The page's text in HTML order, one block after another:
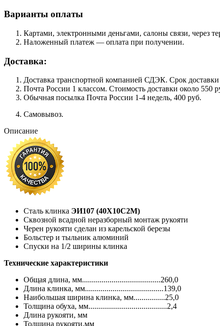
Варианты оплаты
Картами, электронными деньгами, салоны связи, через
Наложенный платеж — оплата при получении.
Доставка:
Доставка транспортной компанией СДЭК. Срок
Почта России 1 классом. Cтоимость доставки около 550
Обычная посылка Почта России 1-4 недель, 400 руб.
Самовывоз.
Описание
Сталь клинка ЭИ107 (40Х10С2М)
Сквозной всадной неразборный монтаж рукояти
Черен рукояти сделан из карельской березы
Больстер и тыльник алюминий
Спуски на 1/2 ширины клинка
Технические характеристики
Общая длина, мм........................................260,0
Длина клинка, мм........................................139,0
Наибольшая ширина клинка, мм................25,0
Толщина обуха, мм........................................2,4
Длина рукояти, мм
Толщина рукояти,мм